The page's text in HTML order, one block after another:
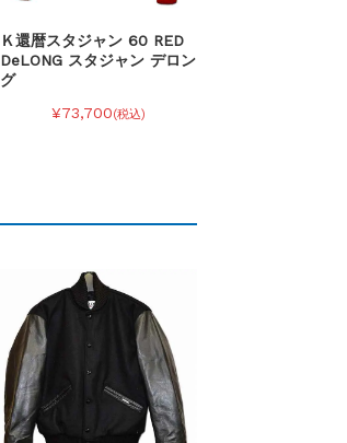
Ｋ還暦スタジャン 60 RED
DeLONG スタジャン デロン
グ
¥73,700(税込)